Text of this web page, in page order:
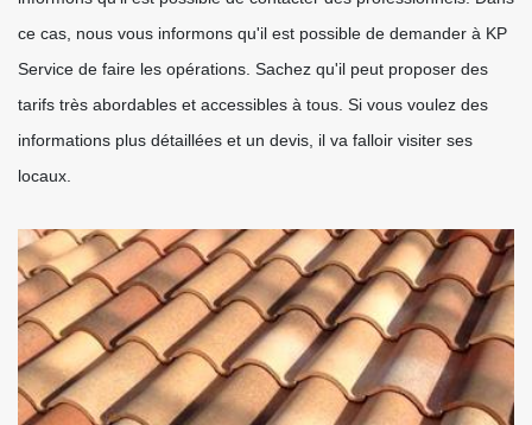
ce cas, nous vous informons qu'il est possible de demander à KP
Service de faire les opérations. Sachez qu'il peut proposer des
tarifs très abordables et accessibles à tous. Si vous voulez des
informations plus détaillées et un devis, il va falloir visiter ses
locaux.